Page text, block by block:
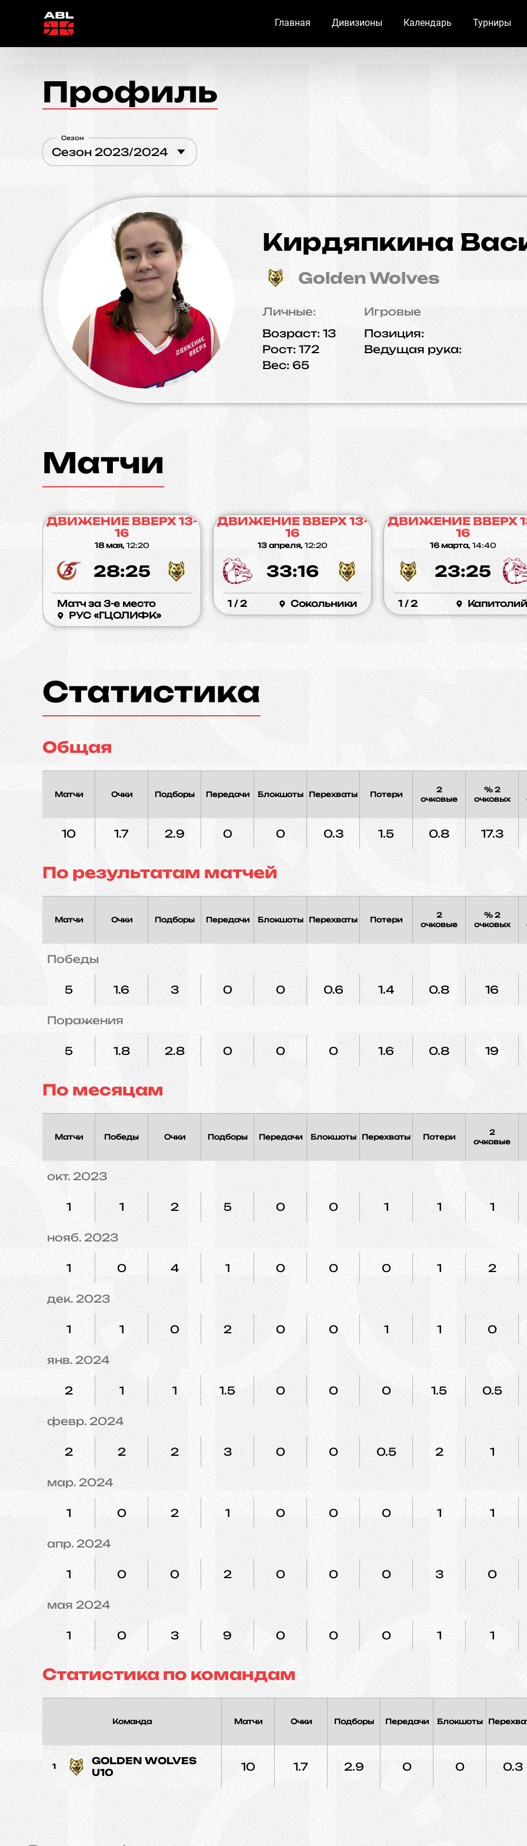
Главная Дивизионы Календарь Турниры
Профиль
Сезон 2023/2024
Сезон
Кирдяпкина
Golden Wolves
Личные:
Возраст:13
Рост: 172
Вес: 65
Игровые
Позиция:
Ведущая рука:
Матчи
ДВИЖЕНИЕ ВВЕРХ 13-
16
18 мая, 12:20
28:25
Матч за 3-е место
РУС «ГЦОЛИФК»
ДВИЖЕНИЕ ВВЕРХ 13-
16
13 апреля, 12:20
33:16
1 / 2 Сокольники
ДВИЖЕНИЕ ВВЕРХ
16
16 марта, 14:40
23:25
1 / 2 Капитолий
Статистика
Общая
Матчи Очки Подборы Передачи Блокшоты Перехваты Потери
2
очковые
% 2
очковых
10 1.7 2.9 0 0 0.3 1.5 0.8 17.3
По результатам матчей
Матчи Очки Подборы Передачи Блокшоты Перехваты Потери
2
очковые
% 2
очковых
Победы
5 1.6 3 0 0 0.6 1.4 0.8 16
Поражения
5 1.8 2.8 0 0 0 1.6 0.8 19
По месяцам
Матчи Победы Очки Подборы Передачи Блокшоты Перехваты Потери
2
очковые
окт. 2023
1 1 2 5 0 0 1 1 1
нояб. 2023
1 0 4 1 0 0 0 1 2
дек. 2023
1 1 0 2 0 0 1 1 0
янв. 2024
2 1 1 1.5 0 0 0 1.5 0.5
февр. 2024
2 2 2 3 0 0 0.5 2 1
мар. 2024
1 0 2 1 0 0 0 1 1
апр. 2024
1 0 0 2 0 0 0 3 0
мая 2024
1 0 3 9 0 0 0 1 1
Статистика по командам
Команда Матчи Очки Подборы Передачи Блокшоты
1
GOLDEN WOLVES
U10
10 1.7 2.9 0 0 0.3